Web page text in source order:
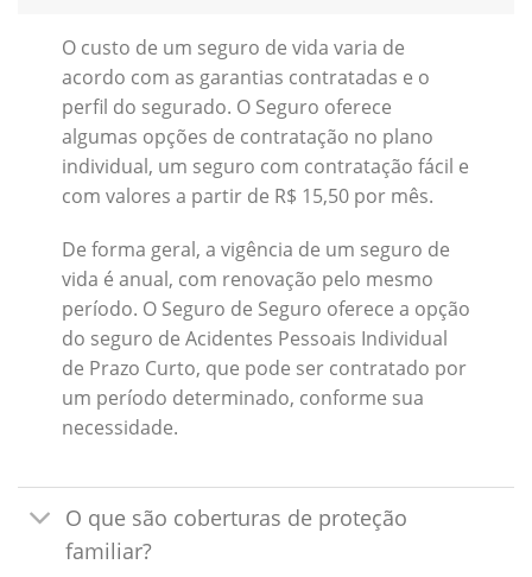
O custo de um seguro de vida varia de
acordo com as garantias contratadas e o
perfil do segurado. O Seguro oferece
algumas opções de contratação no plano
individual, um seguro com contratação fácil e
com valores a partir de R$ 15,50 por mês.
De forma geral, a vigência de um seguro de
vida é anual, com renovação pelo mesmo
período. O Seguro de Seguro oferece a opção
do seguro de Acidentes Pessoais Individual
de Prazo Curto, que pode ser contratado por
um período determinado, conforme sua
necessidade.
O que são coberturas de proteção
familiar?